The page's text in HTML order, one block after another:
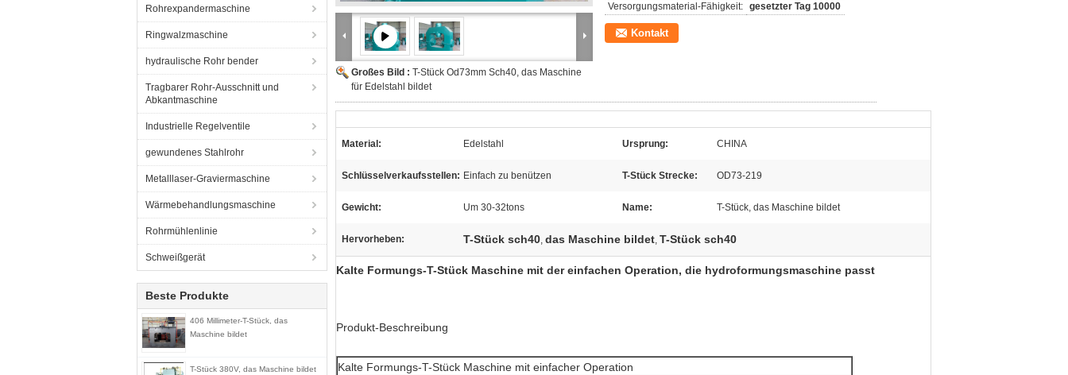
Rohrexpandermaschine
Ringwalzmaschine
hydraulische Rohr bender
Tragbarer Rohr-Ausschnitt und
Abkantmaschine
Industrielle Regelventile
gewundenes Stahlrohr
Metalllaser-Graviermaschine
Wärmebehandlungsmaschine
Rohrmühlenlinie
Schweißgerät
Beste Produkte
406 Millimeter-T-Stück, das
Maschine bildet
T-Stück 380V, das Maschine bildet
Großes Bild : T-Stück Od73mm Sch40, das Maschine
für Edelstahl bildet
Versorgungsmaterial-Fähigkeit: gesetzter Tag 10000
Kontakt
Material: Edelstahl Ursprung: CHINA
Schlüsselverkaufsstellen: Einfach zu benützen T-Stück Strecke: OD73-219
Gewicht: Um 30-32tons Name: T-Stück, das Maschine bildet
Hervorheben: T-Stück sch40, das Maschine bildet, T-Stück sch40
Kalte Formungs-T-Stück Maschine mit der einfachen Operation, die hydroformungsmaschine passt
Produkt-Beschreibung
Kalte Formungs-T-Stück Maschine mit einfacher Operation